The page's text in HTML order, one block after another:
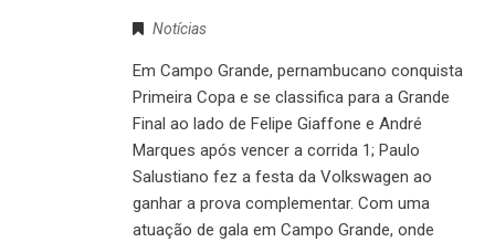
Notícias
Em Campo Grande, pernambucano conquista
Primeira Copa e se classifica para a Grande
Final ao lado de Felipe Giaffone e André
Marques após vencer a corrida 1; Paulo
Salustiano fez a festa da Volkswagen ao
ganhar a prova complementar. Com uma
atuação de gala em Campo Grande, onde